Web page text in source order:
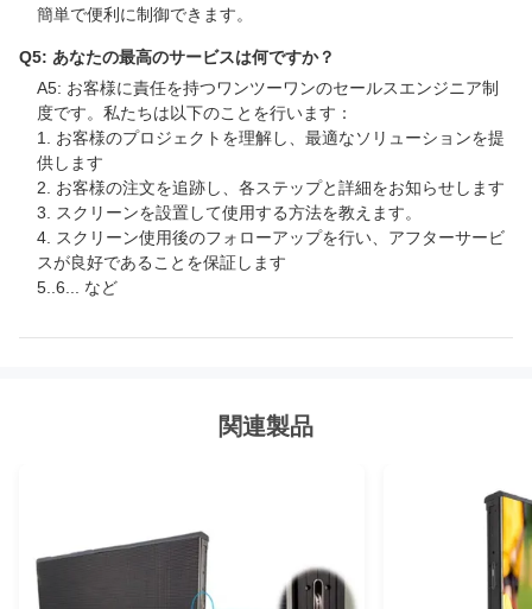
簡単で便利に制御できます。
Q5: あなたの最高のサービスは何ですか？
A5: お客様に責任を持つワンツーワンのセールスエンジニア制
度です。私たちは以下のことを行います：
1. お客様のプロジェクトを理解し、最適なソリューションを提
供します
2. お客様の注文を追跡し、各ステップと詳細をお知らせします
3. スクリーンを設置して使用する方法を教えます。
4. スクリーン使用後のフォローアップを行い、アフターサービ
スが良好であることを保証します
5..6... など
関連製品